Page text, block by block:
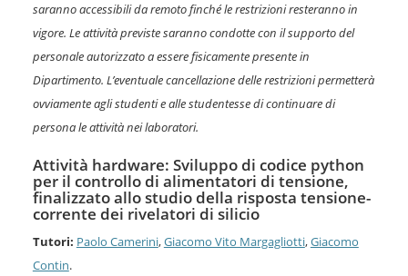
saranno accessibili da remoto finché le restrizioni resteranno in
vigore. Le attività previste saranno condotte con il supporto del
personale autorizzato a essere fisicamente presente in
Dipartimento. L’eventuale cancellazione delle restrizioni permetterà
ovviamente agli studenti e alle studentesse di continuare di
persona le attività nei laboratori.
Attività hardware: Sviluppo di codice python
per il controllo di alimentatori di tensione,
finalizzato allo studio della risposta tensione-
corrente dei rivelatori di silicio
Tutori: Paolo Camerini,Giacomo Vito Margagliotti,Giacomo
Contin.